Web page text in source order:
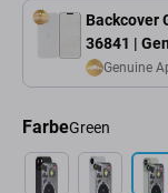
Backcover
36841 |
Genuine
FarbeGreen